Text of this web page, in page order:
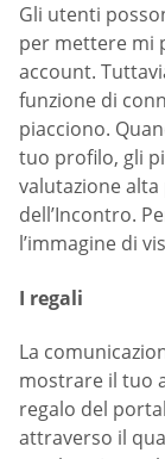
Gli utenti
per mettere mi
account.
funzione di
piacciono.
tuo profilo, gli
valutazione
dell’Incontro.
l’immagine di
I regali
La
mostrare il tuo
regalo del
attraverso il